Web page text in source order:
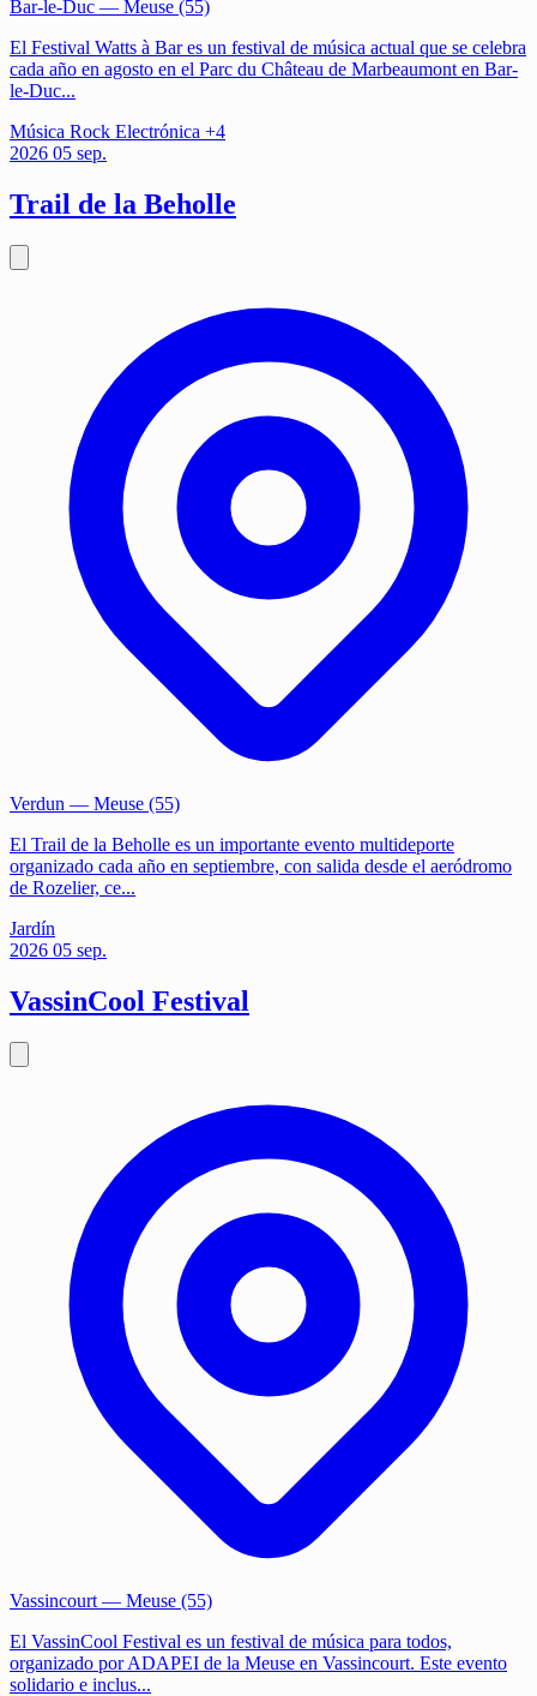
Bar-le-Duc — Meuse (55)
El Festival Watts à Bar es un festival de música actual que se celebra
cada año en agosto en el Parc du Château de Marbeaumont en Bar-
le-Duc...
Música Rock Electrónica +4
2026 05 sep.
Trail de la Beholle
Verdun — Meuse (55)
El Trail de la Beholle es un importante evento multideporte
organizado cada año en septiembre, con salida desde el aeródromo
de Rozelier, ce...
Jardín
2026 05 sep.
VassinCool Festival
Vassincourt — Meuse (55)
El VassinCool Festival es un festival de música para todos,
organizado por ADAPEI de la Meuse en Vassincourt. Este evento
solidario e inclus...